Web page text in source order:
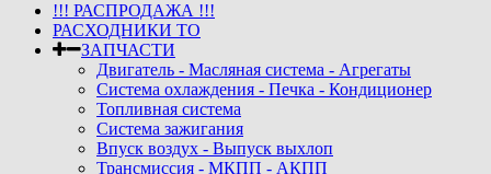
!!! РАСПРОДАЖА !!!
РАСХОДНИКИ ТО
ЗАПЧАСТИ
Двигатель - Масляная система - Агрегаты
Система охлаждения - Печка - Кондиционер
Топливная система
Система зажигания
Впуск воздух - Выпуск выхлоп
Трансмиссия - МКПП - АКПП